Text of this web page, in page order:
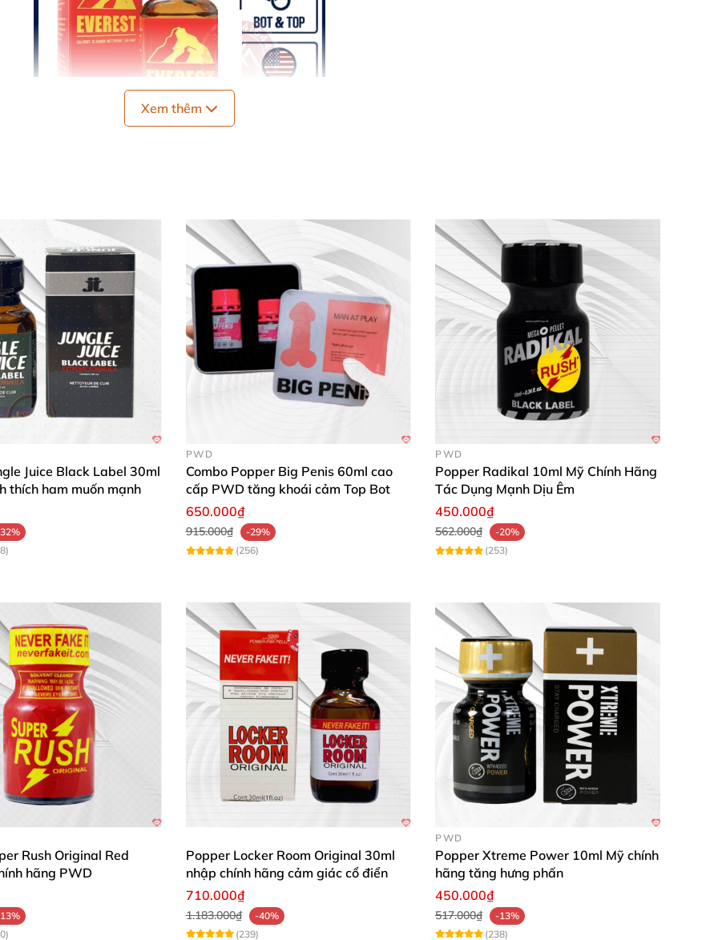
dùngđược lâu dài, tiết kiệm chi phí và cực kỳ tiện lợi khi sử dụng.
tế.
dẫn.
PWD Mỹ Hiệu Quả Nhất
hiệu quả tốt nhất.
Chỉ dùng với liều lượng phù hợp
Xem thêm
Juice Black Label 30ml
thích ham muốn mạnh
PWD
Combo Popper Big Penis 60ml cao
cấp PWD tăng khoái cảm Top Bot
650.000₫
915.000₫
-29%
(256)
PWD
Popper Radikal 10ml Mỹ Chính Hãng
Tác Dụng Mạnh Dịu Êm
450.000₫
562.000₫
-20%
(253)
Rush Original Red
hãng PWD
Popper Locker Room Original 30ml
nhập chính hãng cảm giác cổ điển
710.000₫
1.183.000₫
-40%
(239)
PWD
Popper Xtreme Power 10ml Mỹ chính
hãng tăng hưng phấn
450.000₫
517.000₫
-13%
(238)